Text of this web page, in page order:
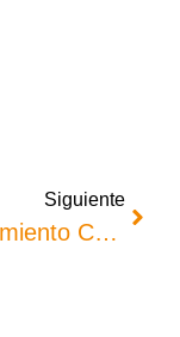
Siguiente
Mantenimiento Correctivo Vs. Preventivo: ¿Cuál Es La Mejor Estrategia Para Su Empresa?